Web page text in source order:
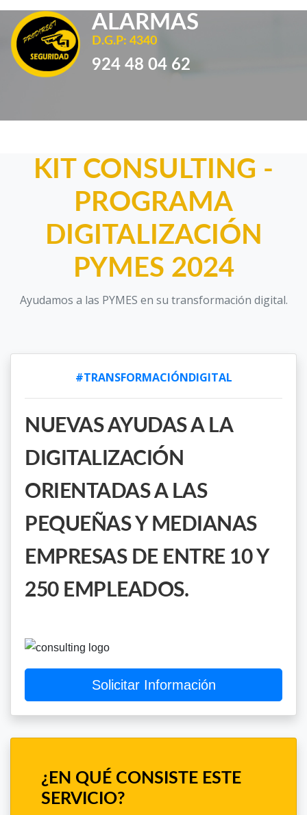
ALARMAS
D.G.P: 4340
924 48 04 62
KIT CONSULTING -
PROGRAMA
DIGITALIZACIÓN
PYMES 2024
Ayudamos a las PYMES en su transformación digital.
#TRANSFORMACIÓNDIGITAL
NUEVAS AYUDAS A LA
DIGITALIZACIÓN
ORIENTADAS A LAS
PEQUEÑAS Y MEDIANAS
EMPRESAS DE ENTRE 10 Y
250 EMPLEADOS.
Solicitar Información
¿EN QUÉ CONSISTE ESTE
SERVICIO?